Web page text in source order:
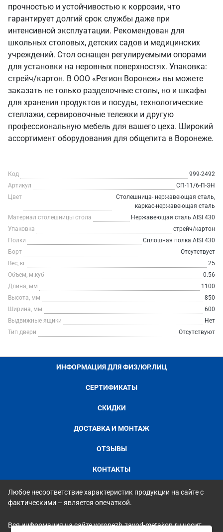
прочностью и устойчивостью к коррозии, что
гарантирует долгий срок службы даже при
интенсивной эксплуатации. Рекомендован для
школьных столовых, детских садов и медицинских
учреждений. Стол оснащен регулируемыми опорами
для установки на неровных поверхностях. Упаковка:
стрейч/картон. В ООО «Регион Воронеж» вы можете
заказать не только разделочные столы, но и шкафы
для хранения продуктов и посуды, технологические
стеллажи, сервировочные тележки и другую
профессиональную мебель для вашего цеха. Широкий
ассортимент оборудования для общепита в Воронеже.
Код
999-2492
Артикул
СП-11/6-П-ЭН
Цвет
Столешница- нержавеющая сталь,
каркас-нержавеющая сталь
Материал столешницы стола
Нержавеющая сталь AISI 430
Упаковка
стрейч/картон
Полки
Сплошная полка AISI 430
Борт
Отсутствует
Вес, кг
25
Объем, м.куб
0.56
Длина, мм
1100
Высота, мм
850
Ширина, мм
600
Выдвижные ящики
Нет
Тип двери
Отсутствуют
ИНФОРМАЦИЯ ДЛЯ ФИЗ/ЮР.ЛИЦ
СЕРТИФИКАТЫ
СКИДКИ
ДОСТАВКА И МОНТАЖ
ОТЗЫВЫ
КОНТАКТЫ
Любое несоответствие характеристик продукции на сайте с
фактическими – является опечаткой.
Вся информация на сайте voronezh.zavod-metakon.ru носит